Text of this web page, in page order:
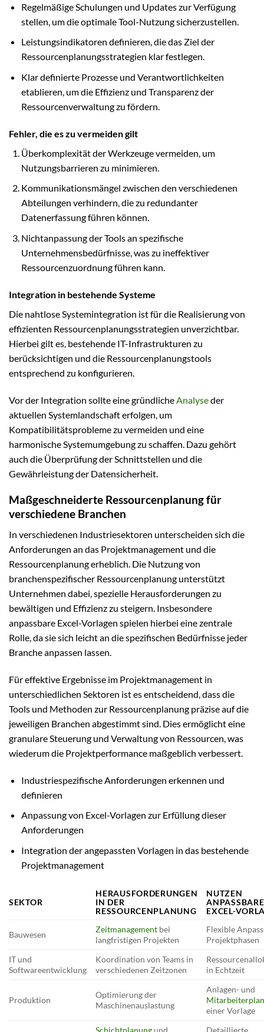
Regelmäßige Schulungen und Updates zur Verfügung
stellen, um die optimale Tool-Nutzung sicherzustellen.
Leistungsindikatoren definieren, die das Ziel der
Ressourcenplanungsstrategien klar festlegen.
Klar definierte Prozesse und Verantwortlichkeiten
etablieren, um die Effizienz und Transparenz der
Ressourcenverwaltung zu fördern.
Fehler, die es zu vermeiden gilt
Überkomplexität der Werkzeuge vermeiden, um
Nutzungsbarrieren zu minimieren.
Kommunikationsmängel zwischen den verschiedenen
Abteilungen verhindern, die zu redundanter
Datenerfassung führen können.
Nichtanpassung der Tools an spezifische
Unternehmensbedürfnisse, was zu ineffektiver
Ressourcenzuordnung führen kann.
Integration in bestehende Systeme
Die nahtlose Systemintegration ist für die Realisierung von
effizienten Ressourcenplanungsstrategien unverzichtbar.
Hierbei gilt es, bestehende IT-Infrastrukturen zu
berücksichtigen und die Ressourcenplanungstools
entsprechend zu konfigurieren.
Vor der Integration sollte eine gründliche Analyseder
aktuellen Systemlandschaft erfolgen, um
Kompatibilitätsprobleme zu vermeiden und eine
harmonische Systemumgebung zu schaffen. Dazu gehört
auch die Überprüfung der Schnittstellen und die
Gewährleistung der Datensicherheit.
Maßgeschneiderte Ressourcenplanung für
verschiedene Branchen
In verschiedenen Industriesektoren unterscheiden sich die
Anforderungen an das Projektmanagement und die
Ressourcenplanung erheblich. Die Nutzung von
branchenspezifischer Ressourcenplanung unterstützt
Unternehmen dabei, spezielle Herausforderungen zu
bewältigen und Effizienz zu steigern. Insbesondere
anpassbare Excel-Vorlagen spielen hierbei eine zentrale
Rolle, da sie sich leicht an die spezifischen Bedürfnisse jeder
Branche anpassen lassen.
Für effektive Ergebnisse im Projektmanagement in
unterschiedlichen Sektoren ist es entscheidend, dass die
Tools und Methoden zur Ressourcenplanung präzise auf die
jeweiligen Branchen abgestimmt sind. Dies ermöglicht eine
granulare Steuerung und Verwaltung von Ressourcen, was
wiederum die Projektperformance maßgeblich verbessert.
Industriespezifische Anforderungen erkennen und
definieren
Anpassung von Excel-Vorlagen zur Erfüllung dieser
Anforderungen
Integration der angepassten Vorlagen in das bestehende
Projektmanagement
SEKTOR
HERAUSFORDERUNGEN
IN DER
RESSOURCENPLANUNG
NUTZEN
EXCEL-
Bauwesen
Zeitmanagement bei
langfristigen Projekten
Flexible
Projektphasen
IT und
Softwareentwicklung
Koordination von Teams in
verschiedenen Zeitzonen
in Echtzeit
Produktion
Optimierung der
Maschinenauslastung
Anlagen- und
einer Vorlage
Schichtplanung und Detaillierte